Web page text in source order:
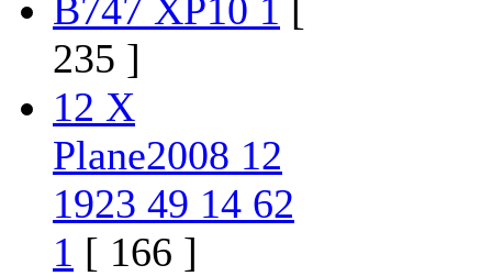
B747 XP10 1 [
235 ]
12 X
Plane2008 12
1923 49 14 62
1 [ 166 ]